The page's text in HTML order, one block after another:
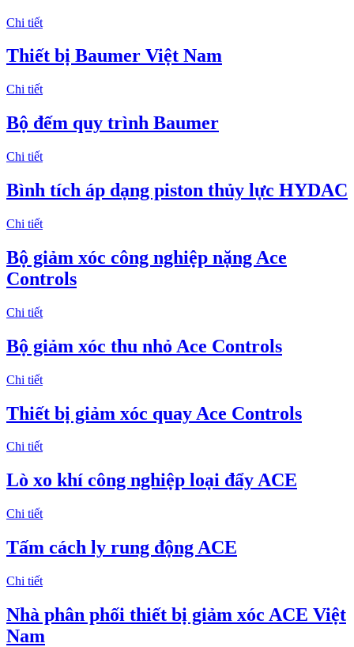
Chi tiết
Thiết bị Baumer Việt Nam
Chi tiết
Bộ đếm quy trình Baumer
Chi tiết
Bình tích áp dạng piston thủy lực HYDAC
Chi tiết
Bộ giảm xóc công nghiệp nặng Ace
Controls
Chi tiết
Bộ giảm xóc thu nhỏ Ace Controls
Chi tiết
Thiết bị giảm xóc quay Ace Controls
Chi tiết
Lò xo khí công nghiệp loại đẩy ACE
Chi tiết
Tấm cách ly rung động ACE
Chi tiết
Nhà phân phối thiết bị giảm xóc ACE Việt
Nam